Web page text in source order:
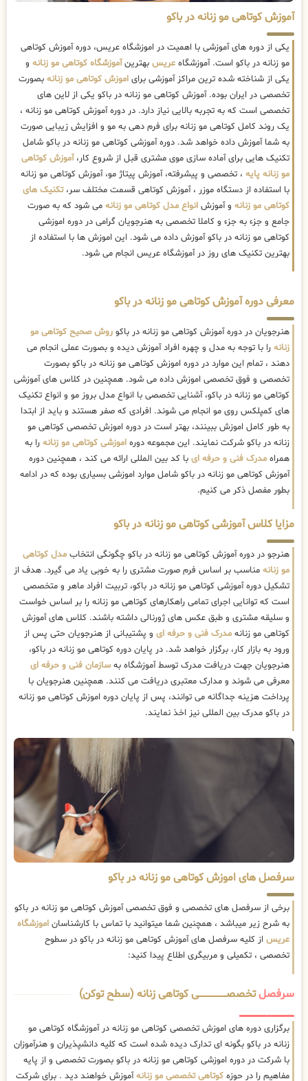
آموزش کوتاهی مو زنانه در باکو
یکی از دوره های آموزشی با اهمیت در اموزشگاه عریس، دوره آموزش کوتاهی
مو زنانه در باکو است. آموزشگاه عریس بهترینآموزشگاه کوتاهی مو زنانه و
یکی از شناخته شده ترین مراکز آموزشی برای اموزش کوتاهی مو زنانه بصورت
تخصصی در ایران بوده. آموزش کوتاهی مو زنانه در باکو یکی از لاین های
تخصصی است که به تجربه بالایی نیاز دارد. در دوره آموزش کوتاهی مو زنانه ،
یک روند کامل کوتاهی مو زنانه برای فرم دهی به مو و افزایش زیبایی صورت
به شما آموزش داده خواهد شد. دوره آموزشی کوتاهی مو زنانه در باکو شامل
تکنیک هایی برای آماده سازی موی مشتری قبل از شروع کار،آموزش کوتاهی
مو زنانه پایه ، تخصصی و پیشرفته، آموزش پیتاژ مو، آموزش کوتاهی مو زنانه
با استفاده از دستگاه موزر ، آموزش کوتاهی قسمت مختلف سر،تکنیک های
کوتاهی مو زنانه و آموزش انواع مدل کوتاهی مو زنانه می شود که به صورت
جامع و جزء به جزء و کاملا تخصصی به هنرجویان گرامی در دوره اموزشی
کوتاهی مو زنانه در باکو آموزش داده می شود. این اموزش ها با استفاده از
بهترین تکنیک های روز در آموزشگاه عریس انجام می شود.
معرفی دوره آموزش کوتاهی مو زنانه در باکو
هنرجویان در دوره آموزش کوتاهی مو زنانه در باکو روش صحیح کوتاهی مو
زنانه را با توجه به مدل و چهره افراد آموزش دیده و بصورت عملی انجام می
دهند ، تمام این موارد در دوره اموزش کوتاهی مو زنانه در باکو بصورت
تخصصی و فوق تخصصی اموزش داده می شود. همچنین در کلاس های آموزشی
کوتاهی مو زنانه در باکو، آشنایی تخصصی با انواع مدل بروز مو و انواع تکنیک
های کمپلکس روی مو انجام می شوند. افرادی که صفر هستند و باید از ابتدا
به طور کامل اموزش ببینند، بهتر است در دوره اموزش تخصصی کوتاهی مو
زنانه در باکو شرکت نمایند. این مجموعه دوره اموزشی کوتاهی مو زنانه را به
همراه مدرک فنی و حرفه ای با کد بین المللی ارائه می کند ، همچنین دوره
آموزش کوتاهی مو زنانه در باکو شامل موارد اموزشی بسیاری بوده که در ادامه
بطور مفصل ذکر می کنیم.
مزایا کلاس آموزشی کوتاهی مو زنانه در باکو
هنرجو در دوره آموزش کوتاهی مو زنانه در باکو چگونگی انتخاب مدل کوتاهی
مو زنانه مناسب بر اساس فرم صورت مشتری را به خوبی یاد می گیرد. هدف از
تشکیل دوره آموزشی کوتاهی مو زنانه در باکو، تربیت افراد ماهر و متخصصی
است که توانایی اجرای تمامی راهکارهای کوتاهی مو زنانه را بر اساس خواست
و سلیقه مشتری و طبق عکس های ژورنالی داشته باشند. کلاس های آموزش
کوتاهی مو زنانه مدرک فنی و حرفه ای و پشتیبانی از هنرجویان حتی پس از
ورود به بازار کار، برگزار خواهد شد. در پایان دوره کوتاهی مو زنانه در باکو،
هنرجویان جهت دریافت مدرک توسط آموزشگاه بهسازمان فنی و حرفه ای
معرفی می شوند و مدارک معتبری دریافت می کنند. همچنین هنرجویان با
پرداخت هزینه جداگانه می توانند، پس از پایان دوره اموزش کوتاهی مو زنانه
در باکو مدرک بین المللی نیز اخذ نمایند.
سرفصل های اموزش کوتاهی مو زنانه در باکو
برخی از سرفصل های تخصصی و فوق تخصصی آموزش کوتاهی مو زنانه در باکو
به شرح زیر میباشد ، همچنین شما میتوانید با تماس با کارشناسان اموزشگاه
عریس از کلیه سرفصل های آموزش کوتاهی مو زنانه در باکو در سطوح
تخصصی ، تکمیلی و مربیگری اطلاع پیدا کنید:
سرفصلتخصصــــــــــــــــــــی کوتاهی زنانه (سطح توکن)
برگزاری دوره های اموزش تخصصی کوتاهی مو زنانه در آموزشگاه کوتاهی مو
زنانه در باکو بگونه ای تدارک دیده شده است که کلیه دانشپذیران و هنرآموزان
با شرکت در دوره اموزشی کوتاهی مو زنانه در باکو بصورت تخصصی و از پایه
مفاهیم را در حوزه کوتاهی تخصصی مو زنانهآموزش خواهند دید . برای شرکت